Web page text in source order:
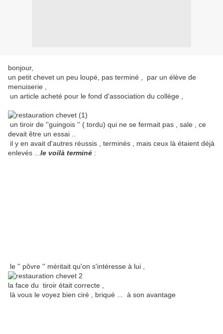
bonjour,
un petit chevet un peu loupé, pas terminé , par un élève de
menuiserie ,
un article acheté pour le fond d'association du collège ,
un tiroir de ''guingois '' ( tordu) qui ne se fermait pas , sale , ce
devait être un essai ..
il y en avait d'autres réussis , terminés , mais ceux là étaient déjà
enlevés ... le voilà terminé :
le '' pôvre '' méritait qu'on s'intéresse à lui ,
la face du tiroir était correcte ,
là vous le voyez bien ciré , briqué ... à son avantage